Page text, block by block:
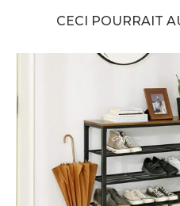
CECI POURRAIT